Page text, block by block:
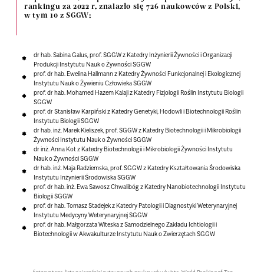
rankingu za 2022 r. znalazło się 726 naukowców z Polski,
w tym 10 z SGGW:
dr hab. Sabina Galus, prof. SGGW z Katedry Inżynierii Żywności i Organizacji
Produkcji Instytutu Nauk o Żywności SGGW
prof. dr hab. Ewelina Hallmann z Katedry Żywności Funkcjonalnej i Ekologicznej
Instytutu Nauk o Żywieniu Człowieka SGGW
prof. dr hab. Mohamed Hazem Kalaji z Katedry Fizjologii Roślin Instytutu Biologii
SGGW
prof. dr Stanisław Karpiński z Katedry Genetyki, Hodowli i Biotechnologii Roślin
Instytutu Biologii SGGW
dr hab. inż. Marek Kieliszek, prof. SGGW z Katedry Biotechnologii i Mikrobiologii
Żywności Instytutu Nauk o Żywności SGGW
dr inż. Anna Kot z Katedry Biotechnologii i Mikrobiologii Żywności Instytutu
Nauk o Żywności SGGW
dr hab. inż. Maja Radziemska, prof. SGGW z Katedry Kształtowania Środowiska
Instytutu Inżynierii Środowiska SGGW
prof. dr hab. inż. Ewa Sawosz Chwalibóg z Katedry Nanobiotechnologii Instytutu
Biologii SGGW
prof. dr hab. Tomasz Stadejek z Katedry Patologii i Diagnostyki Weterynaryjnej
Instytutu Medycyny Weterynaryjnej SGGW
prof. dr hab. Małgorzata Witeska z Samodzielnego Zakładu Ichtiologii i
Biotechnologii w Akwakulturze Instytutu Nauk o Zwierzętach SGGW